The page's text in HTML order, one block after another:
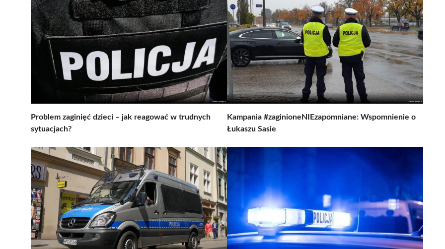
Problem zaginięć dzieci – jak reagować w trudnych
sytuacjach?
Kampania #zaginioneNIEzapomniane: Wspomnienie o
Łukaszu Sasie